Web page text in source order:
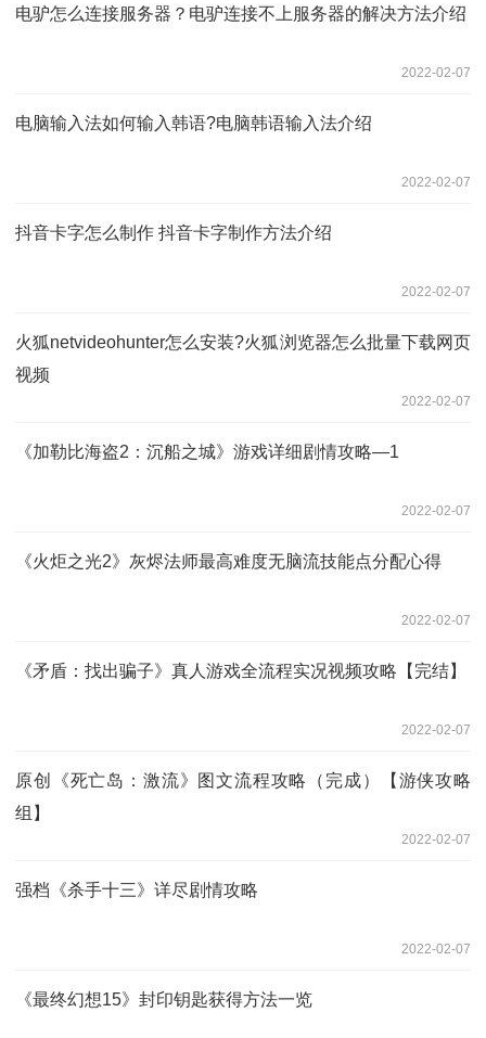
电驴怎么连接服务器？电驴连接不上服务器的解决方法介绍
2022-02-07
电脑输入法如何输入韩语?电脑韩语输入法介绍
2022-02-07
抖音卡字怎么制作 抖音卡字制作方法介绍
2022-02-07
火狐netvideohunter怎么安装?火狐浏览器怎么批量下载网页
视频
2022-02-07
《加勒比海盗2：沉船之城》游戏详细剧情攻略—1
2022-02-07
《火炬之光2》灰烬法师最高难度无脑流技能点分配心得
2022-02-07
《矛盾：找出骗子》真人游戏全流程实况视频攻略【完结】
2022-02-07
原创《死亡岛：激流》图文流程攻略（完成）【游侠攻略
组】
2022-02-07
强档《杀手十三》详尽剧情攻略
2022-02-07
《最终幻想15》封印钥匙获得方法一览